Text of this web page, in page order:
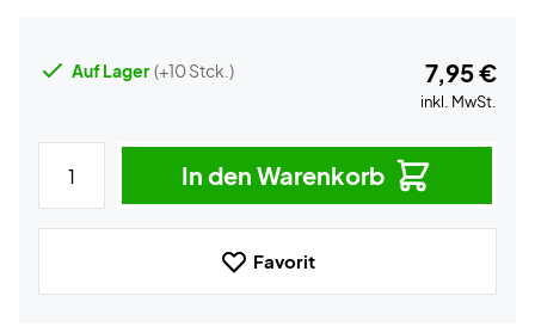
Auf Lager (+10 Stck.) 7,95 €
inkl. MwSt.
In den Warenkorb
Favorit